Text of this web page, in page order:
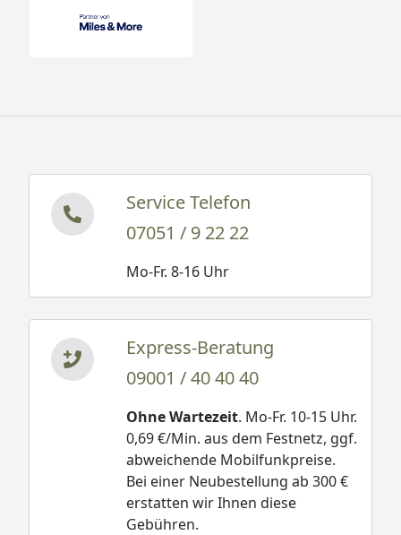
Service Telefon
07051 / 9 22 22
Mo-Fr. 8-16 Uhr
Express-Beratung
09001 / 40 40 40
Ohne Wartezeit. Mo-Fr. 10-15 Uhr.
0,69 €/Min. aus dem Festnetz, ggf.
abweichende Mobilfunkpreise.
Bei einer Neubestellung ab 300 €
erstatten wir Ihnen diese
Gebühren.